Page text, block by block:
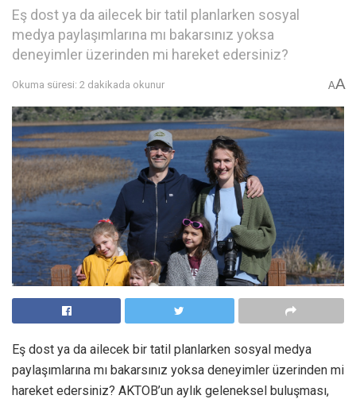
Eş dost ya da ailecek bir tatil planlarken sosyal
medya paylaşımlarına mı bakarsınız yoksa
deneyimler üzerinden mi hareket edersiniz?
Okuma süresi: 2 dakikada okunur AA
Eş dost ya da ailecek bir tatil planlarken sosyal medya
paylaşımlarına mı bakarsınız yoksa deneyimler üzerinden mi
hareket edersiniz? AKTOB’un aylık geleneksel buluşması,